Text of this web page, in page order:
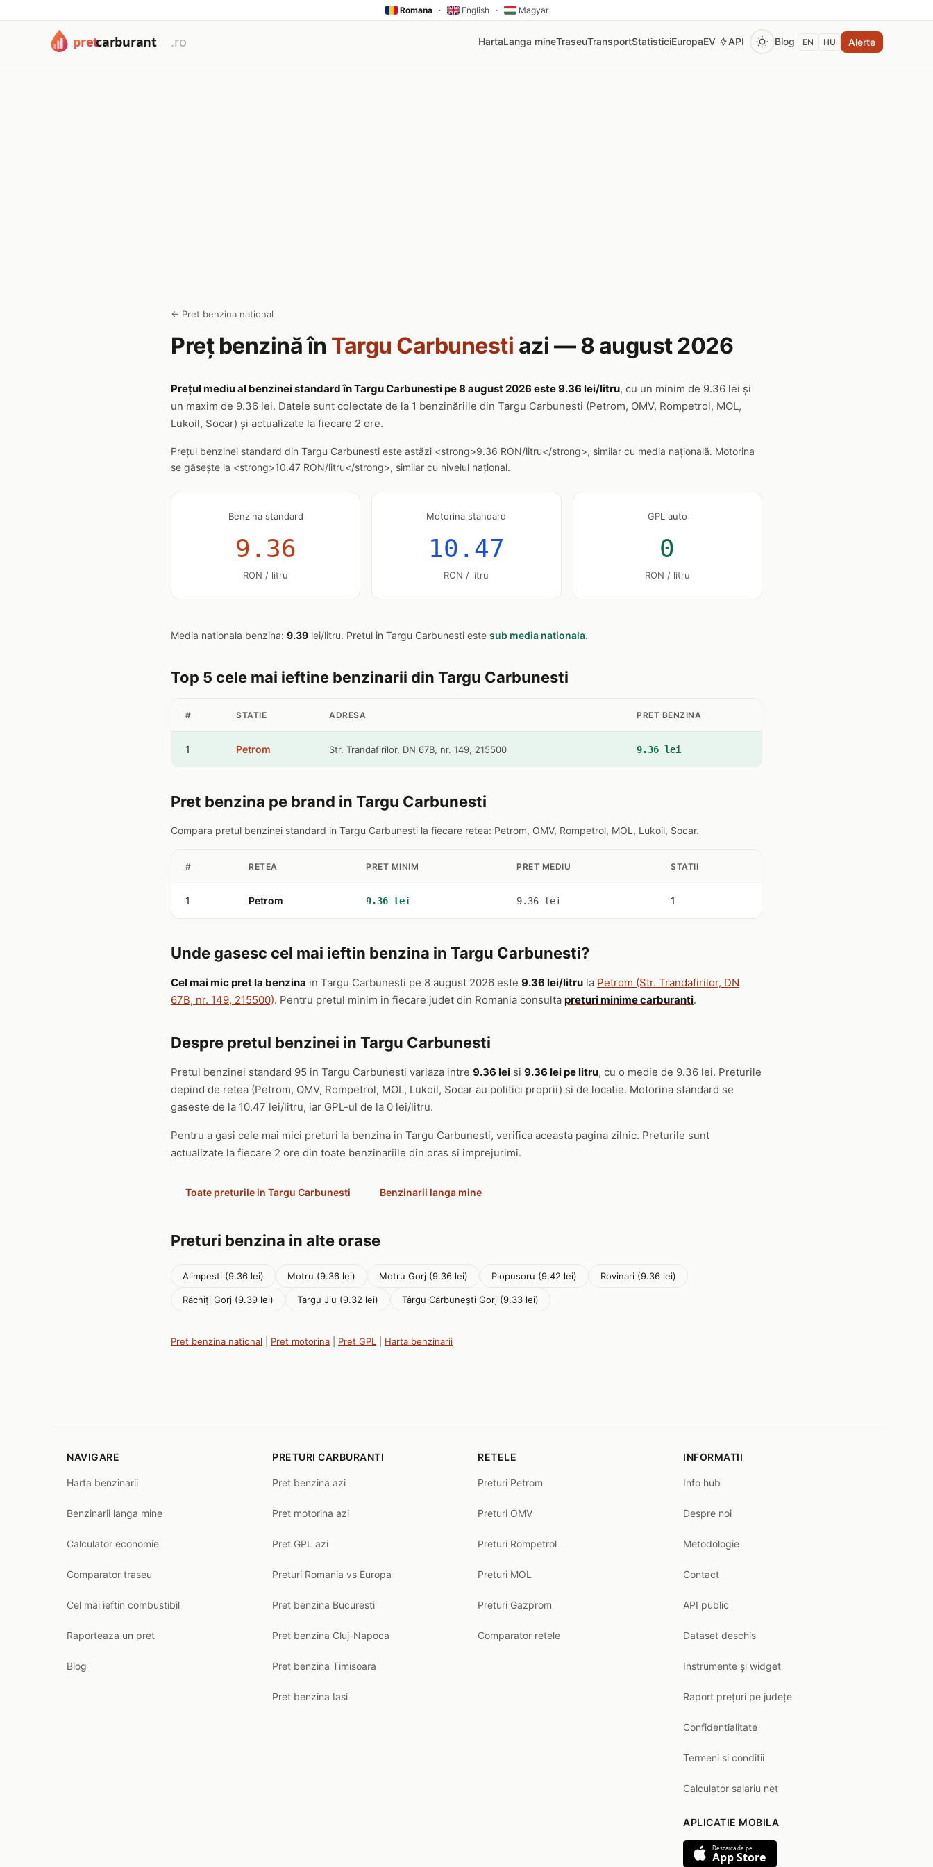
Romana · English · Magyar
HartaLanga mineTraseuTransportStatisticiEuropaEV API Blog EN HU Alerte
← Pret benzina national
Preț benzină în Targu Carbunesti azi — 8 august 2026
Prețul mediu al benzinei standard în Targu Carbunesti pe 8 august 2026 este 9.36 lei/litru, cu un minim de 9.36 lei și
un maxim de 9.36 lei. Datele sunt colectate de la 1 benzinăriile din Targu Carbunesti (Petrom, OMV, Rompetrol, MOL,
Lukoil, Socar) și actualizate la fiecare 2 ore.
Prețul benzinei standard din Targu Carbunesti este astăzi <strong>9.36 RON/litru</strong>, similar cu media națională. Motorina
se găsește la <strong>10.47 RON/litru</strong>, similar cu nivelul național.
Benzina standard
9.36
RON / litru
Motorina standard
10.47
RON / litru
GPL auto
0
RON / litru
Media nationala benzina: 9.39 lei/litru. Pretul in Targu Carbunesti este sub media nationala.
Top 5 cele mai ieftine benzinarii din Targu Carbunesti
# STATIE ADRESA PRET BENZINA
1 Petrom Str. Trandafirilor, DN 67B, nr. 149, 215500 9.36 lei
Pret benzina pe brand in Targu Carbunesti
Compara pretul benzinei standard in Targu Carbunesti la fiecare retea: Petrom, OMV, Rompetrol, MOL, Lukoil, Socar.
# RETEA PRET MINIM PRET MEDIU STATII
1 Petrom 9.36 lei 9.36 lei 1
Unde gasesc cel mai ieftin benzina in Targu Carbunesti?
Cel mai mic pret la benzina in Targu Carbunesti pe 8 august 2026 este 9.36 lei/litru la Petrom (Str. Trandafirilor, DN
67B, nr. 149, 215500). Pentru pretul minim in fiecare judet din Romania consulta preturi minime carburanti.
Despre pretul benzinei in Targu Carbunesti
Pretul benzinei standard 95 in Targu Carbunesti variaza intre 9.36 lei si 9.36 lei pe litru, cu o medie de 9.36 lei. Preturile
depind de retea (Petrom, OMV, Rompetrol, MOL, Lukoil, Socar au politici proprii) si de locatie. Motorina standard se
gaseste de la 10.47 lei/litru, iar GPL-ul de la 0 lei/litru.
Pentru a gasi cele mai mici preturi la benzina in Targu Carbunesti, verifica aceasta pagina zilnic. Preturile sunt
actualizate la fiecare 2 ore din toate benzinariile din oras si imprejurimi.
Toate preturile in Targu Carbunesti Benzinarii langa mine
Preturi benzina in alte orase
Alimpesti (9.36 lei) Motru (9.36 lei) Motru Gorj (9.36 lei) Plopusoru (9.42 lei) Rovinari (9.36 lei)
Răchiți Gorj (9.39 lei) Targu Jiu (9.32 lei) Târgu Cărbunești Gorj (9.33 lei)
Pret benzina national Pret motorina Pret GPL Harta benzinarii
NAVIGARE
Harta benzinarii
Benzinarii langa mine
Calculator economie
Comparator traseu
Cel mai ieftin combustibil
Raporteaza un pret
Blog
PRETURI CARBURANTI
Pret benzina azi
Pret motorina azi
Pret GPL azi
Preturi Romania vs Europa
Pret benzina Bucuresti
Pret benzina Cluj-Napoca
Pret benzina Timisoara
Pret benzina Iasi
RETELE
Preturi Petrom
Preturi OMV
Preturi Rompetrol
Preturi MOL
Preturi Gazprom
Comparator retele
INFORMATII
Info hub
Despre noi
Metodologie
Contact
API public
Dataset deschis
Instrumente și widget
Raport prețuri pe județe
Confidentialitate
Termeni si conditii
Calculator salariu net
APLICATIE MOBILA
Descarca de pe
App Store